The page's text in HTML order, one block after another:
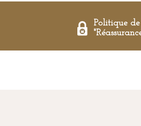
Politique